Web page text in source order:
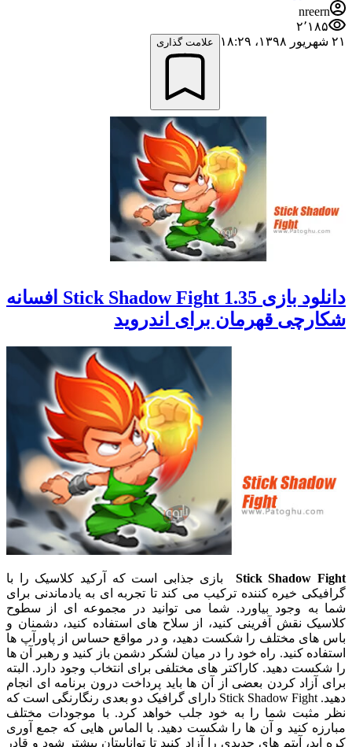
nreern
۲٬۱۸۵
۲۱ شهریور ۱۳۹۸،‏ ۱۸:۲۹
علامت گذاری
دانلود بازی Stick Shadow Fight 1.35 افسانه
شکارچی قهرمان برای اندروید
Stick Shadow Fight بازی جذابی است که آرکید کلاسیک را با
گرافیکی خیره کننده ترکیب می کند تا تجربه ای به یادماندنی برای
شما به وجود بیاورد. شما می توانید در مجموعه ای از سطوح
کلاسیک نقش آفرینی کنید، از سلاح های استفاده کنید، دشمنان و
باس های مختلف را شکست دهید، و در مواقع حساس از پاورآپ ها
استفاده کنید. راه خود را در میان لشکر دشمن باز کنید و رهبر آن ها
را شکست دهید. کاراکتر های مختلفی برای انتخاب وجود دارد. البته
برای آزاد کردن بعضی از آن ها باید پرداخت درون برنامه ای انجام
دهید. Stick Shadow Fight دارای گرافیک دو بعدی رنگارنگی است که
نظر مثبت شما را به خود جلب خواهد کرد. با موجودات مختلف
مبارزه کنید و آن ها را شکست دهید. با الماس هایی که جمع آوری
کره اید، آیتم های جدیدی را آزاد کنید تا تواناییتان بیشتر شود و قادر